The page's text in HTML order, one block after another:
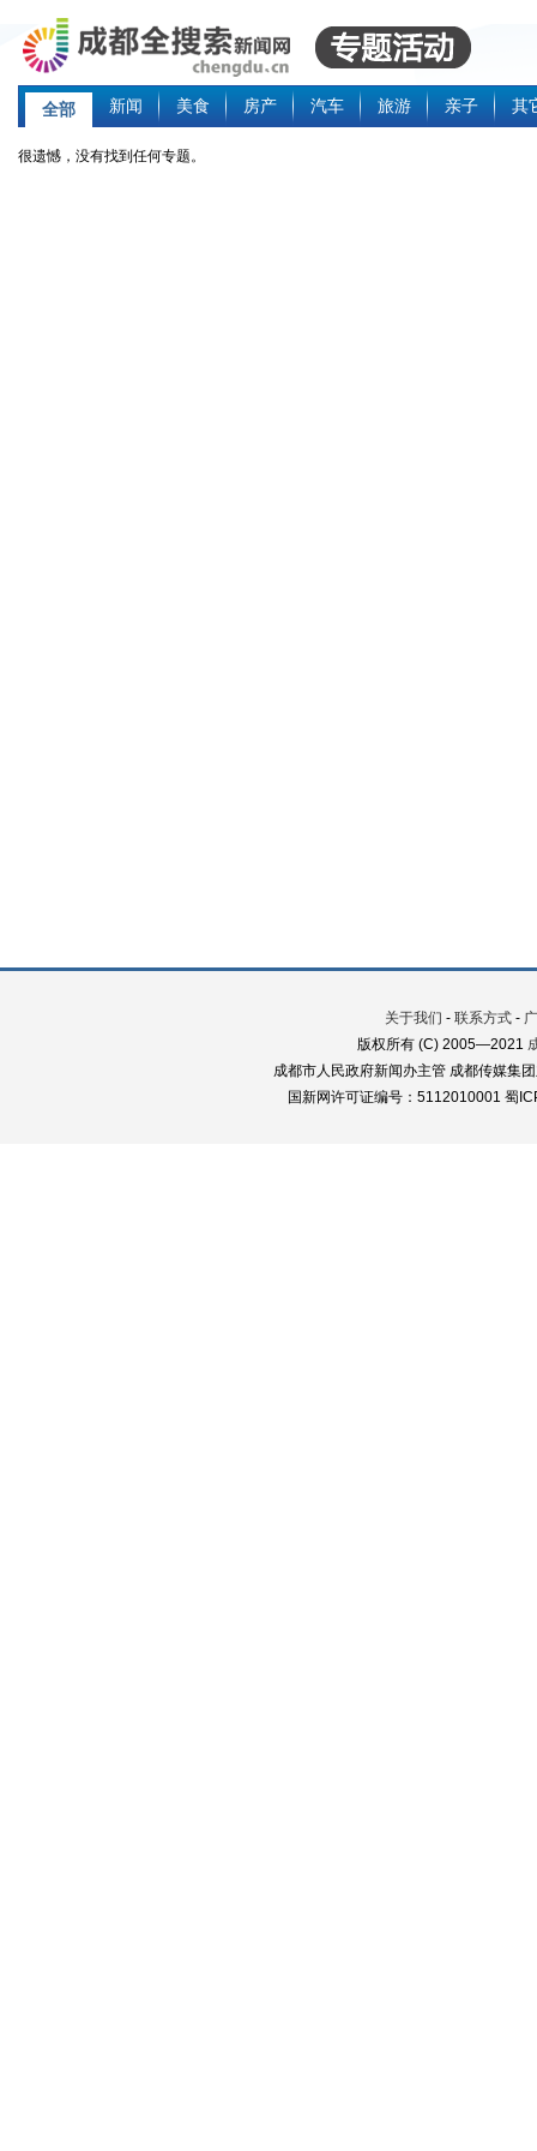
全部 新闻 美食 房产 汽车 旅游 亲子 其
很遗憾，没有找到任何专题。
关于我们 - 联系方式 -
版权所有 (C) 2005—2021
成都市人民政府新闻办主管 成都传媒集
国新网许可证编号：5112010001 蜀